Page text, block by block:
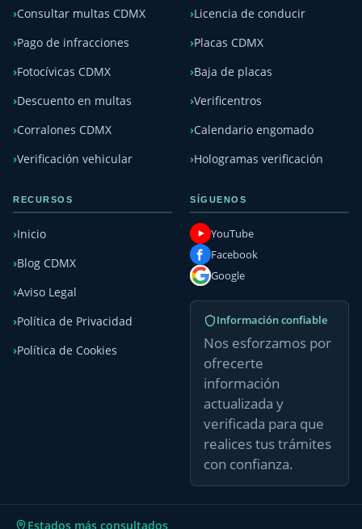
Consultar multas CDMX
Pago de infracciones
Fotocívicas CDMX
Descuento en multas
Corralones CDMX
Verificación vehicular
Licencia de conducir
Placas CDMX
Baja de placas
Verificentros
Calendario engomado
Hologramas verificación
RECURSOS
Inicio
Blog CDMX
Aviso Legal
Política de Privacidad
Política de Cookies
SÍGUENOS
YouTube
Facebook
Google
Información confiable
Nos esforzamos por
ofrecerte
información
actualizada y
verificada para que
realices tus trámites
con confianza.
Estados más consultados